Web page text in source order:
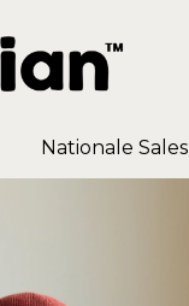
Nationale Sales